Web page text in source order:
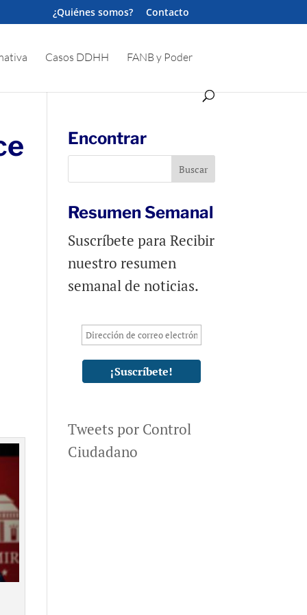
¿Quiénes somos? Contacto
Casos DDHH FANB y Poder
Encontrar
Resumen Semanal
Suscríbete para Recibir
nuestro resumen
semanal de noticias.
Tweets por Control
Ciudadano